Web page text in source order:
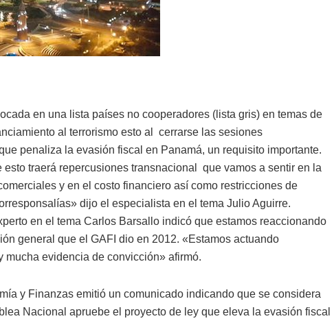
en una lista países no cooperadores (lista gris) en temas de
al terrorismo esto al cerrarse las sesiones
penaliza la evasión fiscal en Panamá, un requisito importante.
traerá repercusiones transnacional que vamos a sentir en la
y en el costo financiero así como restricciones de
dijo el especialista en el tema Julio Aguirre.
en el tema Carlos Barsallo indicó que estamos reaccionando
general que el GAFI dio en 2012. «Estamos actuando
evidencia de convicción» afirmó.
y Finanzas emitió un comunicado indicando que se considera
Nacional apruebe el proyecto de ley que eleva la evasión fiscal